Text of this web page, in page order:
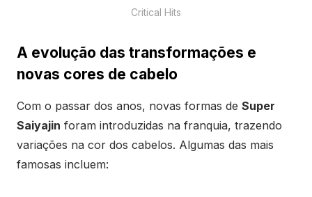
Critical Hits
A evolução das transformações e
novas cores de cabelo
Com o passar dos anos, novas formas de Super
Saiyajin foram introduzidas na franquia, trazendo
variações na cor dos cabelos. Algumas das mais
famosas incluem: